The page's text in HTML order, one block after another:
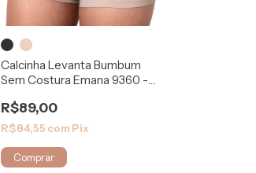
Calcinha Levanta Bumbum
Sem Costura Emana 9360 -
R$89,00
R$84,55 com Pix
Comprar